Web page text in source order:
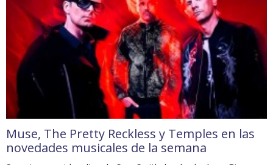
Muse, The Pretty Reckless y Temples en las
novedades musicales de la semana